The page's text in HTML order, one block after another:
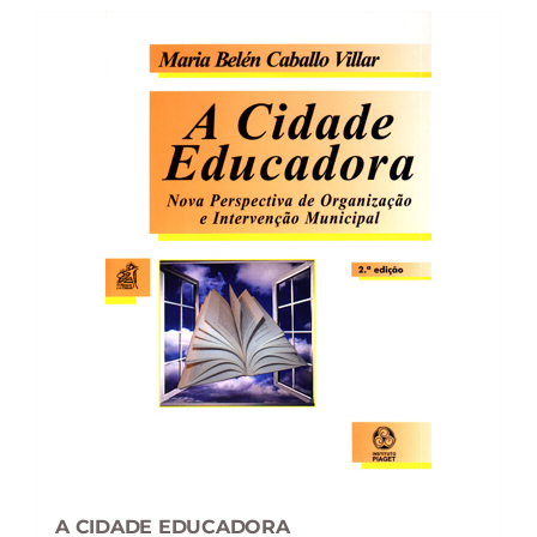
A CIDADE EDUCADORA